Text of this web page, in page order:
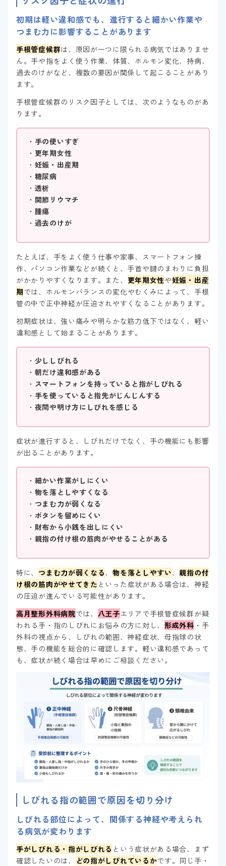
初期は軽い違和感でも、進行すると細かい作業や
つまむ力に影響することがあります
手根管症候群は、原因が一つに限られる病気ではありませ
ん。手や指をよく使う作業、体質、ホルモン変化、持病、
過去のけがなど、複数の要因が関係して起こることがあり
ます。
手根管症候群のリスク因子としては、次のようなものがあ
ります。
・ 手の使いすぎ
・ 更年期女性
・ 妊娠・出産期
・ 糖尿病
・ 透析
・ 関節リウマチ
・ 腫瘍
・ 過去のけが
たとえば、手をよく使う仕事や家事、スマートフォン操
作、パソコン作業などが続くと、手首や腱のまわりに負担
がかかりやすくなります。また、 更年期女性や妊娠・出産
期 では、ホルモンバランスの変化やむくみによって、手根
管の中で正中神経が圧迫されやすくなることがあります。
初期症状は、強い痛みや明らかな筋力低下ではなく、軽い
違和感として始まることがあります。
・ 少ししびれる
・ 朝だけ違和感がある
・ スマートフォンを持っていると指がしびれる
・ 手を使っていると指先がじんじんする
・ 夜間や明け方にしびれを感じる
症状が進行すると、しびれだけでなく、手の機能にも影響
が出ることがあります。
・ 細かい作業がしにくい
・ 物を落としやすくなる
・ つまむ力が弱くなる
・ ボタンを留めにくい
・ 財布から小銭を出しにくい
・ 親指の付け根の筋肉がやせることがある
特に、 つまむ力が弱くなる、物を落としやすい、親指の付
け根の筋肉がやせてきた といった症状がある場合は、神経
の圧迫が進んでいる可能性があります。
高月整形外科病院では、 八王子エリアで手根管症候群が疑
われる手・指のしびれにお悩みの方に対し、 形成外科 ・手
外科の視点から、しびれの範囲、神経症状、母指球の状
態、手の機能を総合的に確認します。軽い違和感であって
も、症状が続く場合は早めにご相談ください。
しびれる指の範囲で原因を切り分け
しびれる部位によって、関係する神経や考えられ
る病気が変わります
手がしびれる・指がしびれる という症状がある場合、まず
確認したいのは、
どの指がしびれているかです。同じ手・